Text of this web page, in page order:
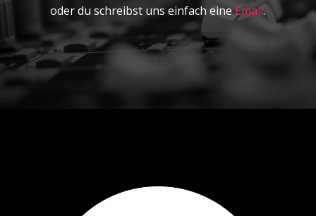
oder du schreibst uns einfach eine Email.